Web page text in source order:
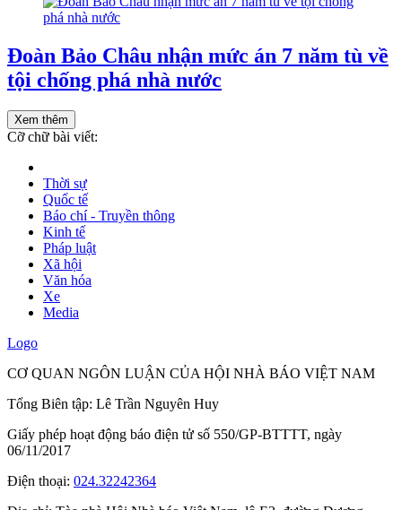
Đoàn Bảo Châu nhận mức án 7 năm tù về
tội chống phá nhà nước
Xem thêm
Cỡ chữ bài viết:
Thời sự
Quốc tế
Báo chí - Truyền thông
Kinh tế
Pháp luật
Xã hội
Văn hóa
Xe
Media
Logo
CƠ QUAN NGÔN LUẬN CỦA HỘI NHÀ BÁO VIỆT NAM
Tổng Biên tập: Lê Trần Nguyên Huy
Giấy phép hoạt động báo điện tử số 550/GP-BTTTT, ngày
06/11/2017
Điện thoại: 024.32242364